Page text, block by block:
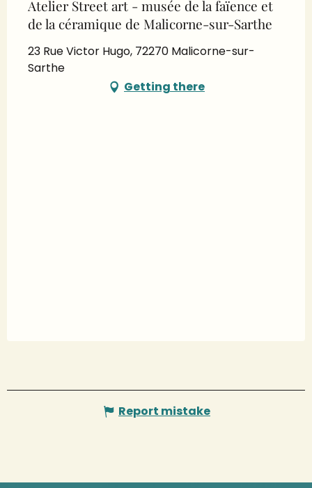
Atelier Street art - musée de la faïence et
de la céramique de Malicorne-sur-Sarthe
23 Rue Victor Hugo, 72270 Malicorne-sur-
Sarthe
Getting there
Report mistake